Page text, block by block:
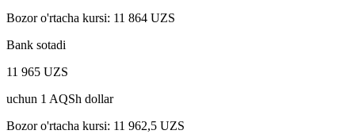
Bozor o'rtacha kursi: 11 864 UZS
Bank sotadi
11 965 UZS
uchun 1 AQSh dollar
Bozor o'rtacha kursi: 11 962,5 UZS